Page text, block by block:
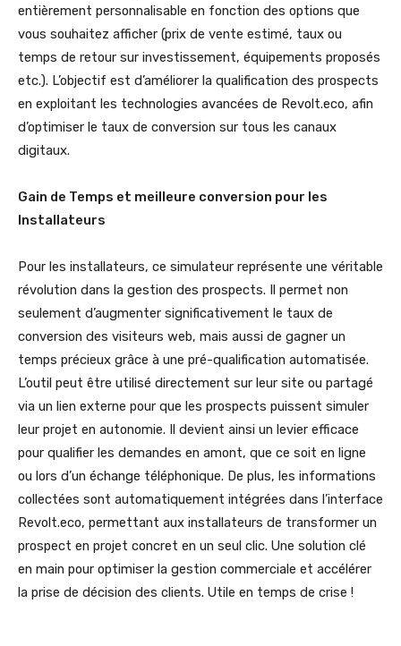
entièrement personnalisable en fonction des options que
vous souhaitez afficher (prix de vente estimé, taux ou
temps de retour sur investissement, équipements proposés
etc.). L’objectif est d’améliorer la qualification des prospects
en exploitant les technologies avancées de Revolt.eco, afin
d’optimiser le taux de conversion sur tous les canaux
digitaux.
Gain de Temps et meilleure conversion pour les
Installateurs
Pour les installateurs, ce simulateur représente une véritable
révolution dans la gestion des prospects. Il permet non
seulement d’augmenter significativement le taux de
conversion des visiteurs web, mais aussi de gagner un
temps précieux grâce à une pré-qualification automatisée.
L’outil peut être utilisé directement sur leur site ou partagé
via un lien externe pour que les prospects puissent simuler
leur projet en autonomie. Il devient ainsi un levier efficace
pour qualifier les demandes en amont, que ce soit en ligne
ou lors d’un échange téléphonique. De plus, les informations
collectées sont automatiquement intégrées dans l’interface
Revolt.eco, permettant aux installateurs de transformer un
prospect en projet concret en un seul clic. Une solution clé
en main pour optimiser la gestion commerciale et accélérer
la prise de décision des clients. Utile en temps de crise !